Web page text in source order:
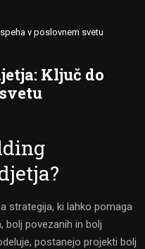
v poslovnem svetu
Ključ do
strategija, ki lahko pomaga
bolj povezanih in bolj
postanejo projekti bolj